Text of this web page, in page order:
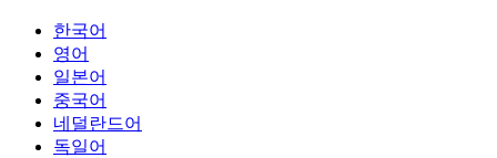
한국어
영어
일본어
중국어
네덜란드어
독일어